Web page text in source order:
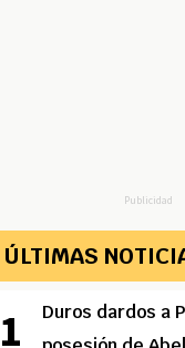
Publicidad
ÚLTIMAS
Duros dardos a